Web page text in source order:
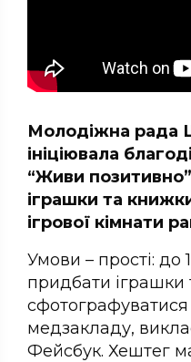
Молодіжна рада
ініціювала
“Живи
іграшки та
ігрової кімнати
Умови – прості: до
придбати іграшки
сфотографуватися
медзакладу,
Фейсбук. Хештег